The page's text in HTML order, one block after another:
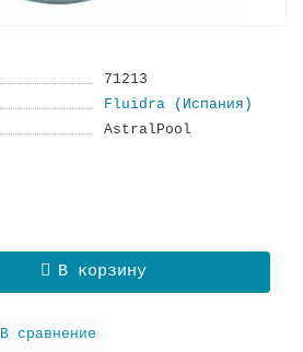
71213
Fluidra (Испания)
AstralPool
В корзину
В сравнение